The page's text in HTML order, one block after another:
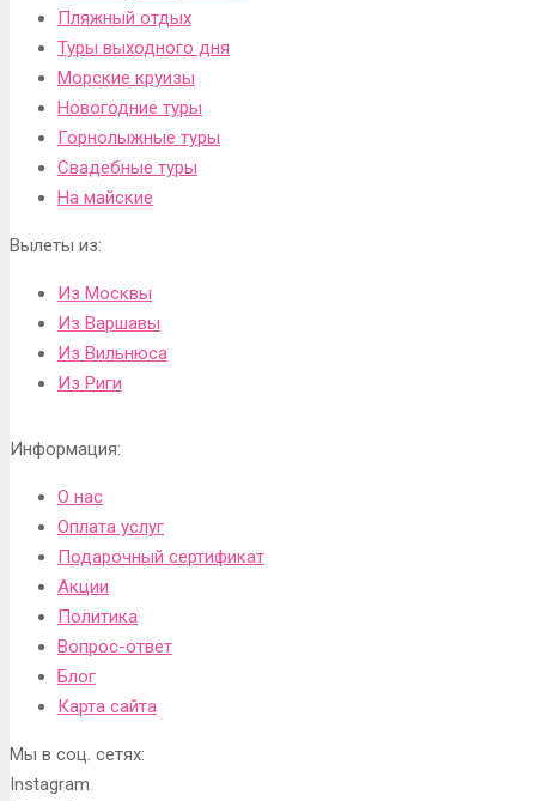
Пляжный отдых
Туры выходного дня
Морские круизы
Новогодние туры
Горнолыжные туры
Свадебные туры
На майские
Вылеты из:
Из Москвы
Из Варшавы
Из Вильнюса
Из Риги
Информация:
О нас
Оплата услуг
Подарочный сертификат
Акции
Политика
Вопрос-ответ
Блог
Карта сайта
Мы в соц. сетях:
Instagram